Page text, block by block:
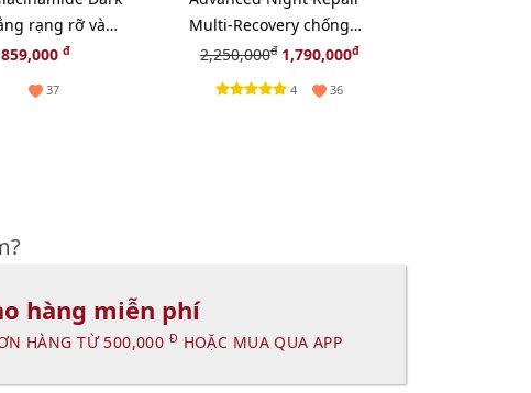
rạng rỡ và
nám, 30ml
859,000đ
37
Multi-Recovery chống
lão hóa chuyên sâu,
50ml
2,250,000đ1,790,000đ
4 36
hàng miễn phí
HÀNG TỪ 500,000 Đ HOẶC MUA QUA APP